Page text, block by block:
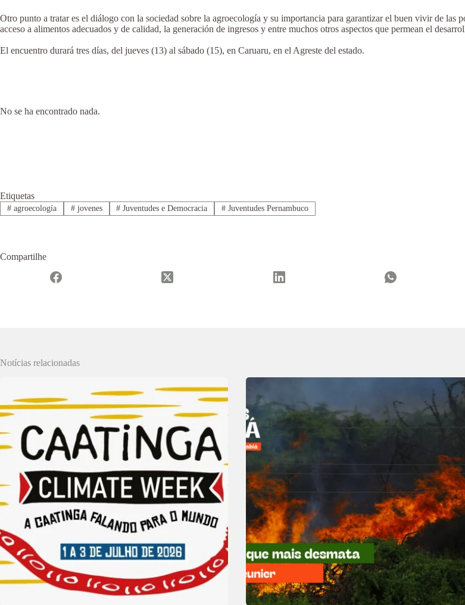
Otro punto a tratar es el diálogo con la sociedad sobre la agroecología y su importancia para garantizar el buen vivir de las
acceso a alimentos adecuados y de calidad, la generación de ingresos y entre muchos otros aspectos que permean el
El encuentro durará tres días, del jueves (13) al sábado (15), en Caruaru, en el Agreste del estado.
No se ha encontrado nada.
Etiquetas
#agroecología #jovenes # Juventudes e Democracia # Juventudes Pernambuco
Compartilhe
Notícias relacionadas